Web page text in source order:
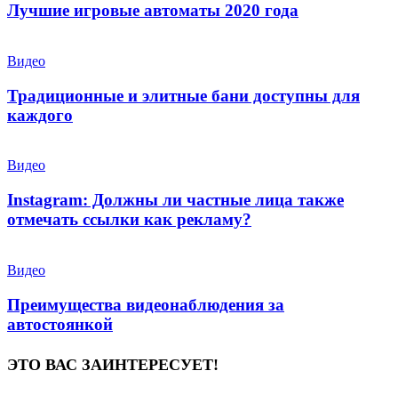
Лучшие игровые автоматы 2020 года
Видео
Традиционные и элитные бани доступны для
каждого
Видео
Instagram: Должны ли частные лица также
отмечать ссылки как рекламу?
Видео
Преимущества видеонаблюдения за
автостоянкой
ЭТО ВАС ЗАИНТЕРЕСУЕТ!